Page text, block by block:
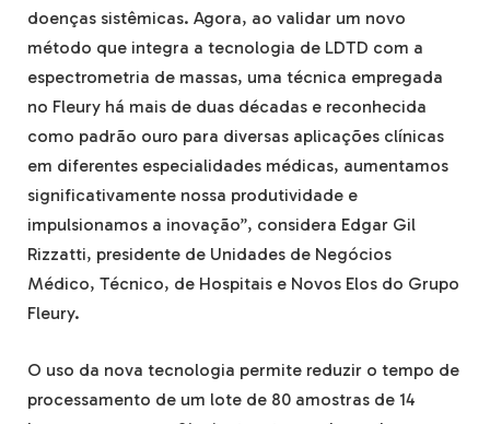
doenças sistêmicas. Agora, ao validar um novo
método que integra a tecnologia de LDTD com a
espectrometria de massas, uma técnica empregada
no Fleury há mais de duas décadas e reconhecida
como padrão ouro para diversas aplicações clínicas
em diferentes especialidades médicas, aumentamos
significativamente nossa produtividade e
impulsionamos a inovação”, considera Edgar Gil
Rizzatti, presidente de Unidades de Negócios
Médico, Técnico, de Hospitais e Novos Elos do Grupo
Fleury.
O uso da nova tecnologia permite reduzir o tempo de
processamento de um lote de 80 amostras de 14